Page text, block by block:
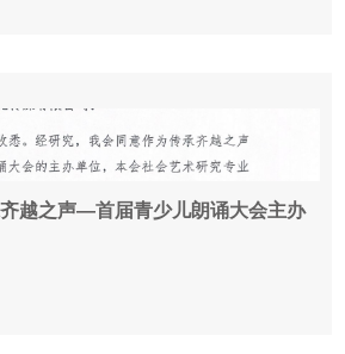
越之声—首届青少儿朗诵大会主办